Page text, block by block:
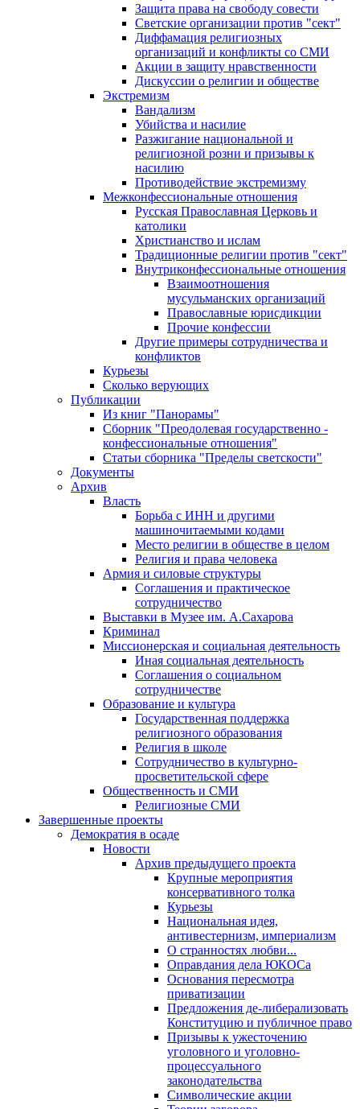
Защита права на свободу совести
Светские организации против "сект"
Диффамация религиозных
организаций и конфликты со СМИ
Акции в защиту нравственности
Дискуссии о религии и обществе
Экстремизм
Вандализм
Убийства и насилие
Разжигание национальной и
религиозной розни и призывы к
насилию
Противодействие экстремизму
Межконфессиональные отношения
Русская Православная Церковь и
католики
Христианство и ислам
Традиционные религии против "сект"
Внутриконфессиональные отношения
Взаимоотношения
мусульманских организаций
Православные юрисдикции
Прочие конфессии
Другие примеры сотрудничества и
конфликтов
Курьезы
Сколько верующих
Публикации
Из книг "Панорамы"
Сборник "Преодолевая государственно -
конфессиональные отношения"
Статьи сборника "Пределы светскости"
Документы
Архив
Власть
Борьба с ИНН и другими
машиночитаемыми кодами
Место религии в обществе в целом
Религия и права человека
Армия и силовые структуры
Соглашения и практическое
сотрудничество
Выставки в Музее им. А.Сахарова
Криминал
Миссионерская и социальная деятельность
Иная социальная деятельность
Соглашения о социальном
сотрудничестве
Образование и культура
Государственная поддержка
религиозного образования
Религия в школе
Сотрудничество в культурно-
просветительской сфере
Общественность и СМИ
Религиозные СМИ
Завершенные проекты
Демократия в осаде
Новости
Архив предыдущего проекта
Крупные мероприятия
консервативного толка
Курьезы
Национальная идея,
антивестернизм, империализм
О странностях любви...
Оправдания дела ЮКОСа
Основания пересмотра
приватизации
Предложения де-либерализовать
Конституцию и публичное право
Призывы к ужесточению
уголовного и уголовно-
процессуального
законодательства
Символические акции